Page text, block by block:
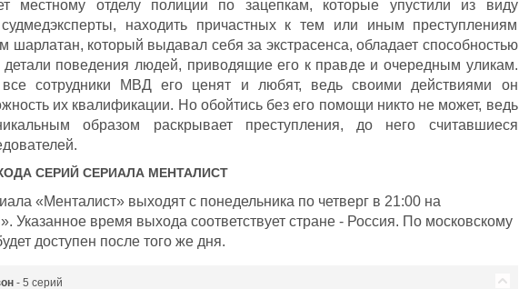
местному отделу полиции по зацепкам, которые упустили из виду
находить причастных к тем или иным преступлениям
который выдавал себя за экстрасенса, обладает способностью
поведения людей, приводящие его к правде и очередным уликам.
все сотрудники МВД его ценят и любят, ведь своими действиями он
их квалификации. Но обойтись без его помощи никто не может, ведь
образом раскрывает преступления, до него считавшиеся
СЕРИЙ СЕРИАЛА МЕНТАЛИСТ
«Менталист» выходят с понедельника по четверг в 21:00 на
Указанное время выхода соответствует стране - Россия. По московскому
доступен после того же дня.
- 5 серий